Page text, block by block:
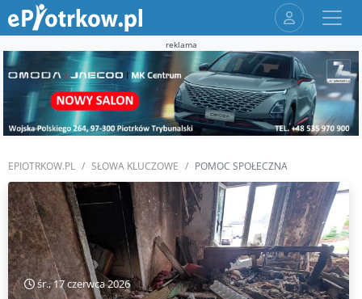
reklama
EPIOTRKOW.PL SŁOWA KLUCZOWE POMOC SPOŁECZNA
śr., 17 czerwca 2026